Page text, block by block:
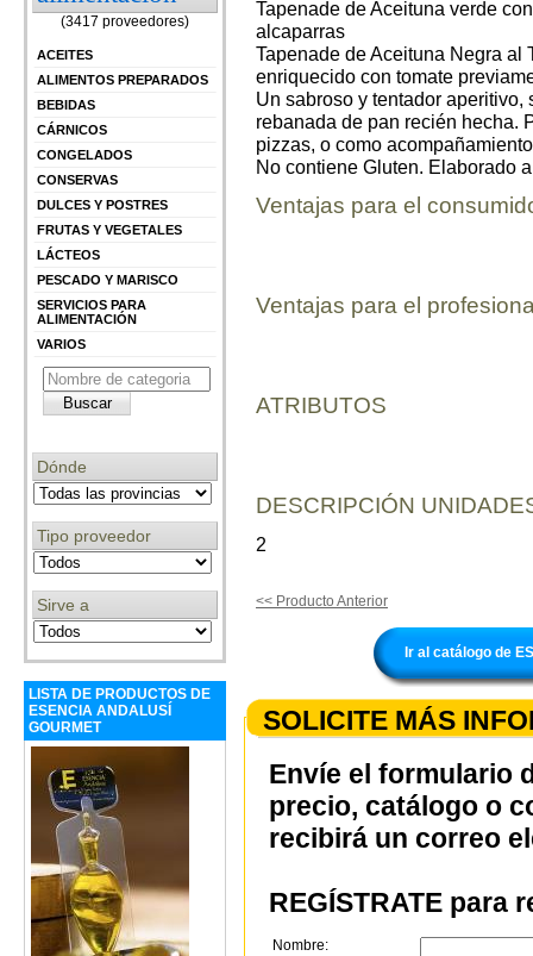
(3417 proveedores)
ACEITES
ALIMENTOS PREPARADOS
BEBIDAS
CÁRNICOS
CONGELADOS
CONSERVAS
DULCES Y POSTRES
FRUTAS Y VEGETALES
LÁCTEOS
PESCADO Y MARISCO
SERVICIOS PARA
ALIMENTACIÓN
VARIOS
Dónde
Tipo proveedor
Sirve a
LISTA DE PRODUCTOS DE
ESENCIA ANDALUSÍ
GOURMET
Tapenade de Aceituna verde
alcaparras
Tapenade de Aceituna Negra al
enriquecido con tomate
Un sabroso y tentador
rebanada de pan recién hecha.
pizzas, o como
No contiene Gluten. Elaborado
Ventajas para el
Ventajas para el
ATRIBUTOS
DESCRIPCIÓN
2
<< Producto Anterior
Ir al catálogo de
SOLICITE MÁS
Envíe el formulario
precio, catálogo o
recibirá un correo
REGÍSTRATE para
Nombre: